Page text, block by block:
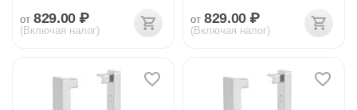
от 829.00 ₽
(Включая налог)
от 829.00 ₽
(Включая налог)